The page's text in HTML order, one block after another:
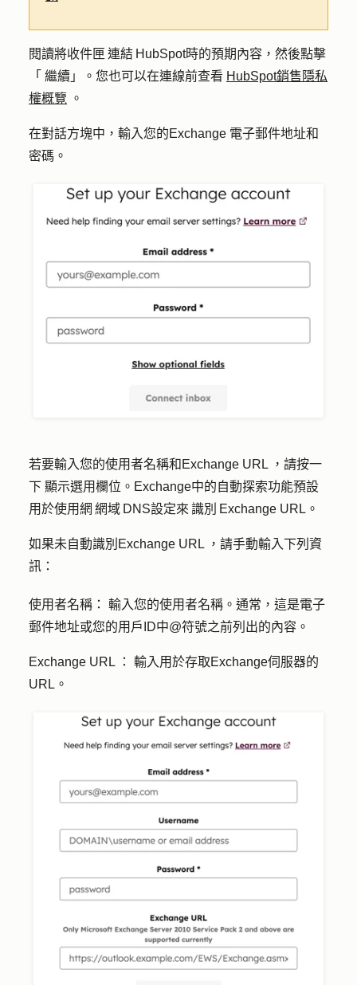
閱讀將收件匣 連結 HubSpot時的預期內容，然後點擊
「 繼續 」。您也可以在連線前查看 HubSpot銷售隱私
權概覽 。
在對話方塊中，輸入您的Exchange 電子郵件地址和
密碼 。
若要輸入您的使用者名稱和Exchange URL ， 請按一
下 顯示選用欄位 。Exchange中的自動探索功能預設
用於使用網 網域 DNS設定來 識別 Exchange URL。
如果未自動識別Exchange URL ，請手動輸入下列資
訊：
使用者名稱：
輸入您的使用者名稱。通常，這是電子
郵件地址或您的用戶ID中@符號之前列出的內容。
Exchange URL ：
輸入用於存取Exchange伺服器的
URL。